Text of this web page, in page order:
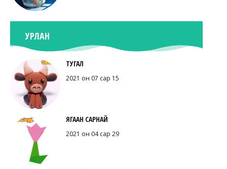
УРЛАН
ТУГАЛ
2021 он 07 сар 15
ЯГААН САРНАЙ
2021 он 04 сар 29